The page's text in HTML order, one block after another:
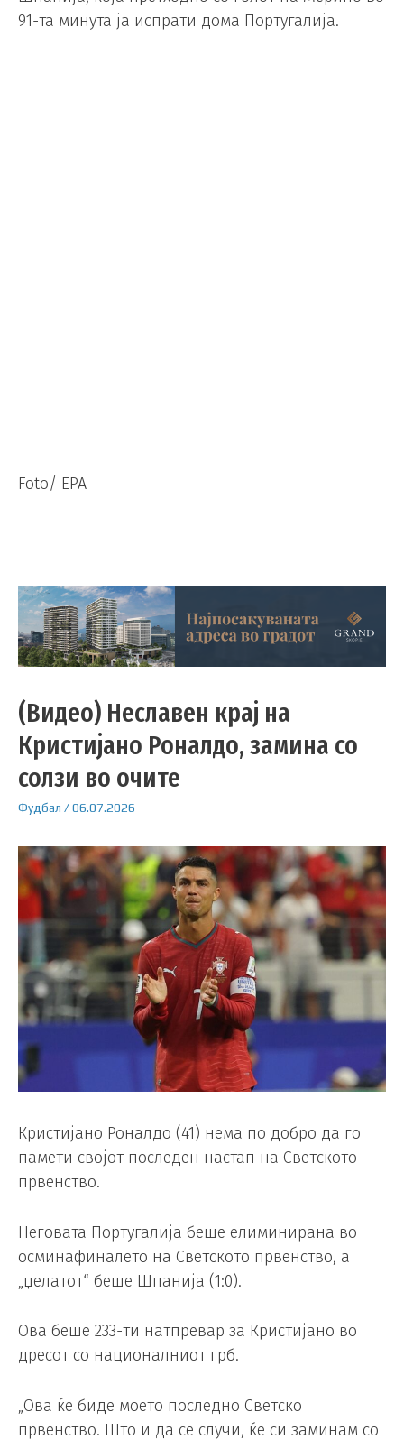
91-та минута ја испрати дома Португалија.
Foto/ EPA
(Видео) Неславен крај на
Кристијано Роналдо, замина со
солзи во очите
Фудбал /06.07.2026
Кристијано Роналдо (41) нема по добро да го
памети својот последен настап на Светското
првенство.
Неговата Португалија беше елиминирана во
осминафиналето на Светското првенство, а
„џелатот“ беше Шпанија (1:0).
Ова беше 233-ти натпревар за Кристијано во
дресот со националниот грб.
„Ова ќе биде моето последно Светско
првенство. Што и да се случи, ќе си заминам со